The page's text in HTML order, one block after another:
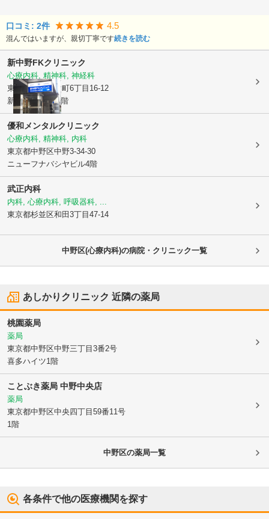
口コミ: 2件 4.5
混んではいますが、親切丁寧です続きを読む
新中野FKクリニック
心療内科, 精神科, 神経科
東京都中野区本町6丁目16-12
新中野FKビル5階
優和メンタルクリニック
心療内科, 精神科, 内科
東京都中野区中野3-34-30
ニューフナバシヤビル4階
武正内科
内科, 心療内科, 呼吸器科, ...
東京都杉並区和田3丁目47-14
中野区(心療内科)の病院・クリニック一覧
あしかりクリニック 近隣の薬局
桃園薬局
薬局
東京都中野区中野三丁目3番2号
喜多ハイツ1階
ことぶき薬局 中野中央店
薬局
東京都中野区中央四丁目59番11号
1階
中野区の薬局一覧
各条件で他の医療機関を探す